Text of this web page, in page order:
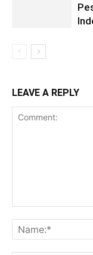
LEAVE A REPLY